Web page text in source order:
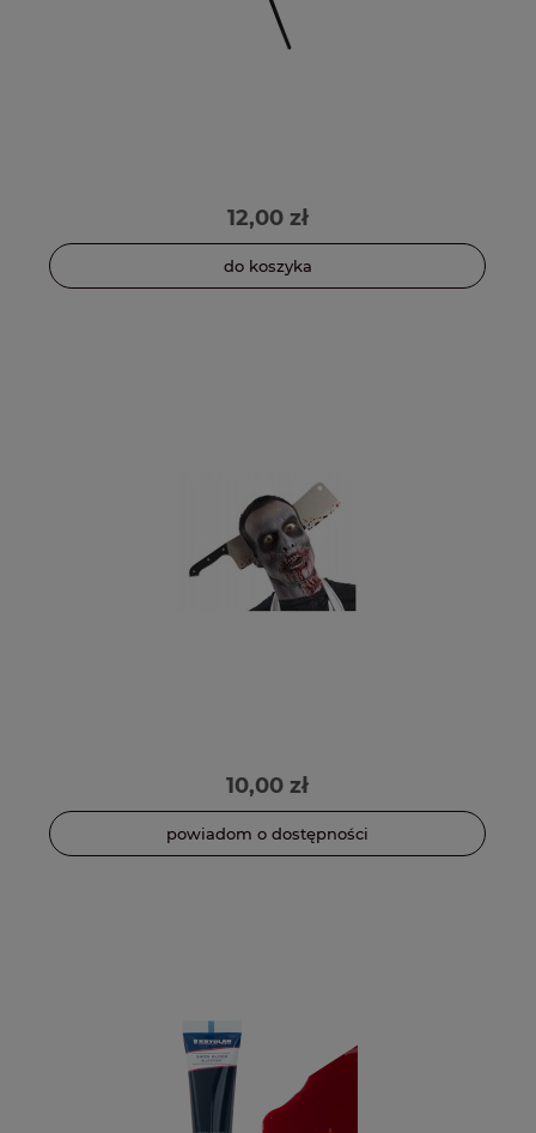
12,00 zł
do koszyka
10,00 zł
powiadom o dostępności